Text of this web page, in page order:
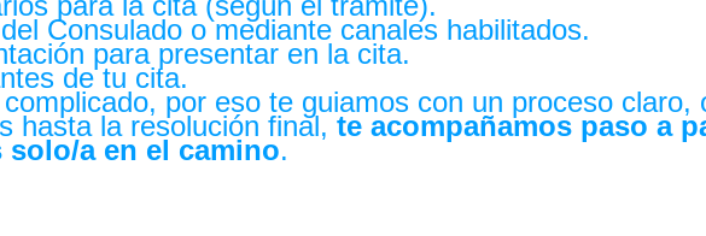
Consulado o mediante canales habilitados.
para presentar en la cita.
de tu cita.
por eso te guiamos con un proceso claro,
hasta la resolución final, te acompañamos paso a
solo/a en el camino.